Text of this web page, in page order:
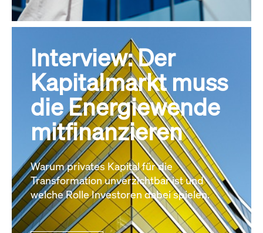
Interview: Der
Kapitalmarkt muss
die Energiewende
mitfinanzieren
Warum privates Kapital für die
Transformation unverzichtbar ist und
welche Rolle Investoren dabei spielen.